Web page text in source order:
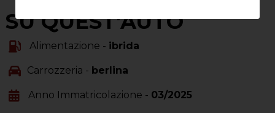
SU QUEST'AUTO
Alimentazione - ibrida
Carrozzeria - berlina
Anno Immatricolazione - 03/2025